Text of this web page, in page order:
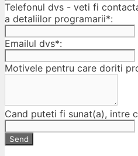
Telefonul dvs - veti fi
a detaliilor programarii*:
Emailul dvs*:
Motivele pentru care doriti
Cand puteti fi sunat(a), intre
Send